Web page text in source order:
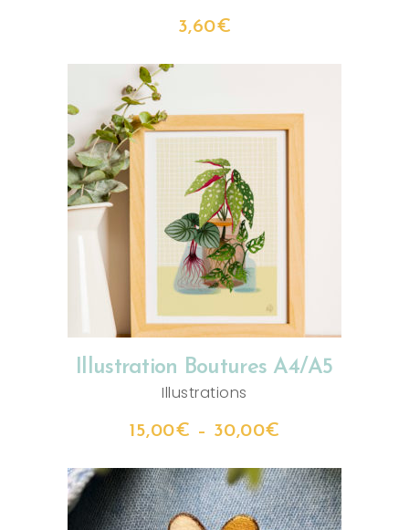
3,60€
CHOIX DES OPTIONS
Illustration Boutures A4/A5
Illustrations
15,00€ – 30,00€